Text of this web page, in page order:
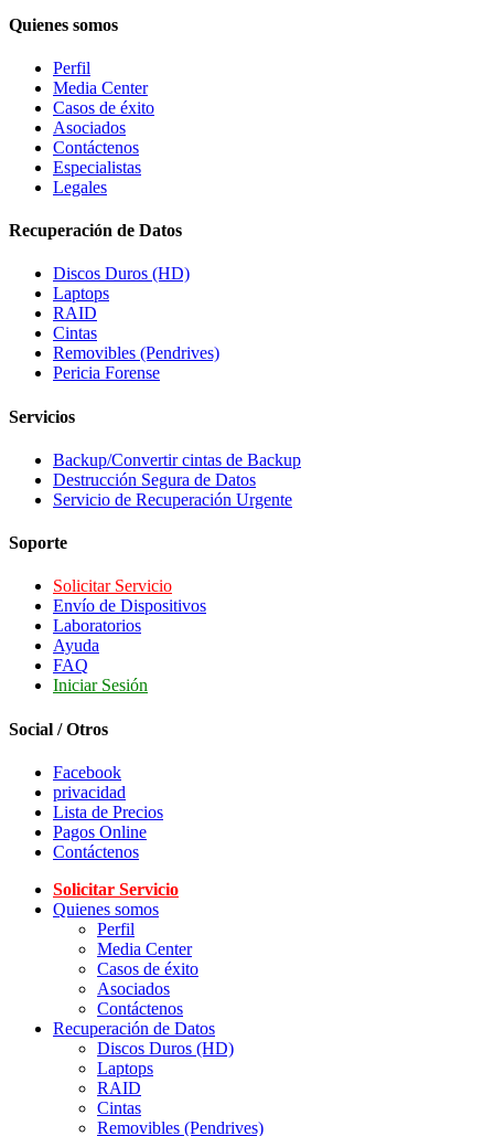
Quienes somos
Perfil
Media Center
Casos de éxito
Asociados
Contáctenos
Especialistas
Legales
Recuperación de Datos
Discos Duros (HD)
Laptops
RAID
Cintas
Removibles (Pendrives)
Pericia Forense
Servicios
Backup/Convertir cintas de Backup
Destrucción Segura de Datos
Servicio de Recuperación Urgente
Soporte
Solicitar Servicio
Envío de Dispositivos
Laboratorios
Ayuda
FAQ
Iniciar Sesión
Social / Otros
Facebook
privacidad
Lista de Precios
Pagos Online
Contáctenos
Solicitar Servicio
Quienes somos
Perfil
Media Center
Casos de éxito
Asociados
Contáctenos
Recuperación de Datos
Discos Duros (HD)
Laptops
RAID
Cintas
Removibles (Pendrives)